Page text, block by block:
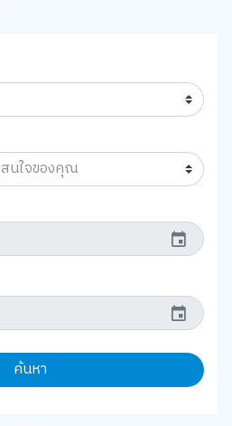
event
event
ค้นหา